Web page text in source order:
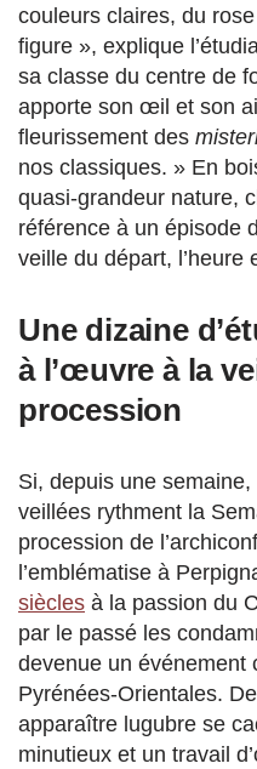
couleurs claires, du
figure », explique
sa classe du centre de
apporte son œil et son
fleurissement des
nos classiques. » En
quasi-grandeur nature,
référence à un épisode
veille du départ, l’heure
Une dizaine
à l’œuvre à la
procession
Si, depuis une
veillées rythment la
procession de
l’emblématise à
siècles à la passion du
par le passé les
devenue un événement
Pyrénées-Orientales.
apparaître lugubre se
minutieux et un travail